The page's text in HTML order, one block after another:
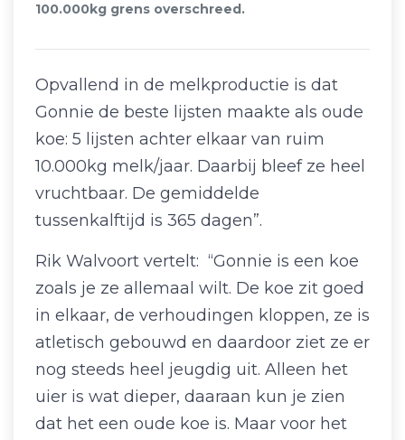
100.000kg grens overschreed.
Opvallend in de melkproductie is dat
Gonnie de beste lijsten maakte als oude
koe: 5 lijsten achter elkaar van ruim
10.000kg melk/jaar. Daarbij bleef ze heel
vruchtbaar. De gemiddelde
tussenkalftijd is 365 dagen”.
Rik Walvoort vertelt: “Gonnie is een koe
zoals je ze allemaal wilt. De koe zit goed
in elkaar, de verhoudingen kloppen, ze is
atletisch gebouwd en daardoor ziet ze er
nog steeds heel jeugdig uit. Alleen het
uier is wat dieper, daaraan kun je zien
dat het een oude koe is. Maar voor het